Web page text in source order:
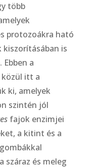
több
protozoákra ható
is
a
közül itt a
ki, amelyek
szintén jól
fajok enzimjei
a kitint és a
száraz és meleg